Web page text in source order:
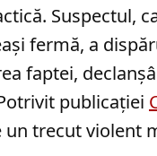
Suspectul,
fermă, a
faptei,
publicației
un trecut violent